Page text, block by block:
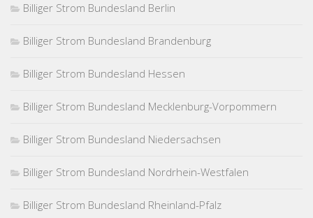
Billiger Strom Bundesland Berlin
Billiger Strom Bundesland Brandenburg
Billiger Strom Bundesland Hessen
Billiger Strom Bundesland Mecklenburg-Vorpommern
Billiger Strom Bundesland Niedersachsen
Billiger Strom Bundesland Nordrhein-Westfalen
Billiger Strom Bundesland Rheinland-Pfalz